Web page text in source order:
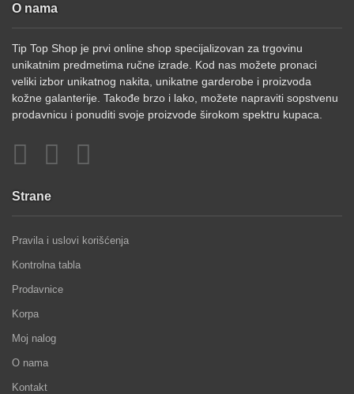
O nama
Tip Top Shop je prvi online shop specijalizovan za trgovinu
unikatnim predmetima ručne izrade. Kod nas možete pronaci
veliki izbor unikatnog nakita, unikatne garderobe i proizvoda
kožne galanterije. Takođe brzo i lako, možete napraviti sopstvenu
prodavnicu i ponuditi svoje proizvode širokom spektru kupaca.
Strane
Pravila i uslovi korišćenja
Kontrolna tabla
Prodavnice
Korpa
Moj nalog
O nama
Kontakt